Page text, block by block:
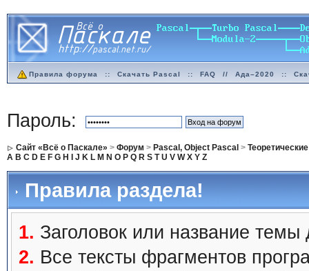
Правила форума :: Скачать Pascal :: FAQ // Ада–2020 ::
Пароль:
Сайт «Всё о Паскале» > Форум > Pascal, Object Pascal >
A B C D E F G H J K L M N O P Q R S T U V W X Y Z
Правила раздела!
1. Заголовок или название
2. Все тексты фрагментов